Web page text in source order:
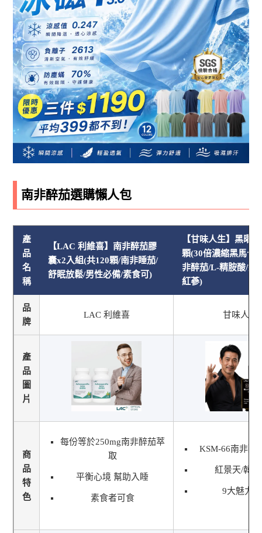
南非醉茄選購懶人包
產
品
名
稱
【LAC 利維喜】南非醉茄膠
囊x2入組(共120顆/南非睡茄/
舒眠放鬆/男性必備/素食可)
【甘味人生】黑曜
顆(30倍濃縮黑馬卡/
非醉茄/L-精胺酸/紅
紅蔘)
品
牌
LAC 利維喜 甘味人生
產
品
圖
片
商
品
特
色
每份等於250mg南非醉茄萃
取
平衡心境 幫助入睡
素食者可食
KSM-66南非醉
紅景天/韓
9大魅力